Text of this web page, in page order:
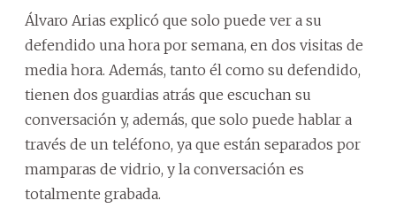
Álvaro Arias explicó que solo puede ver a su
defendido una hora por semana, en dos visitas de
media hora. Además, tanto él como su defendido,
tienen dos guardias atrás que escuchan su
conversación y, además, que solo puede hablar a
través de un teléfono, ya que están separados por
mamparas de vidrio, y la conversación es
totalmente grabada.